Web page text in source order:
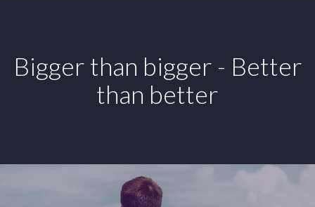
Bigger than bigger - Better
than better